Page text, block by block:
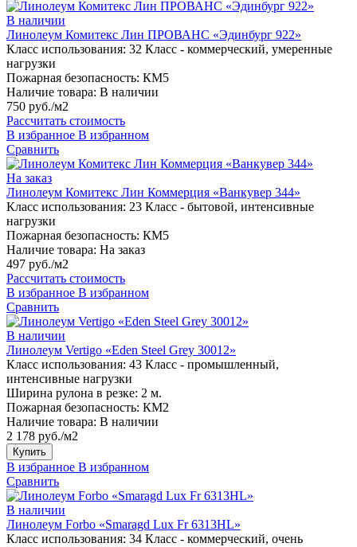
В наличии
Линолеум Комитекс Лин ПРОВАНС «Эдинбург 922»
Класс использования: 32 Класс - коммерческий, умеренные
нагрузки
Пожарная безопасность: КМ5
Наличие товара: В наличии
750 руб./м2
Рассчитать стоимость
В избранное В избранном
Сравнить
На заказ
Линолеум Комитекс Лин Коммерция «Ванкувер 344»
Класс использования: 23 Класс - бытовой, интенсивные
нагрузки
Пожарная безопасность: КМ5
Наличие товара: На заказ
497 руб./м2
Рассчитать стоимость
В избранное В избранном
Сравнить
В наличии
Линолеум Vertigo «Eden Steel Grey 30012»
Класс использования: 43 Класс - промышленный,
интенсивные нагрузки
Ширина рулона в резке: 2 м.
Пожарная безопасность: КМ2
Наличие товара: В наличии
2 178 руб./м2
Купить
В избранное В избранном
Сравнить
В наличии
Линолеум Forbo «Smaragd Lux Fr 6313HL»
Класс использования: 34 Класс - коммерческий, очень